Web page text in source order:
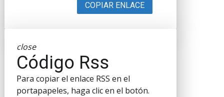
COPIAR ENLACE
close
Código Rss
Para copiar el enlace RSS en el
portapapeles, haga clic en el botón.